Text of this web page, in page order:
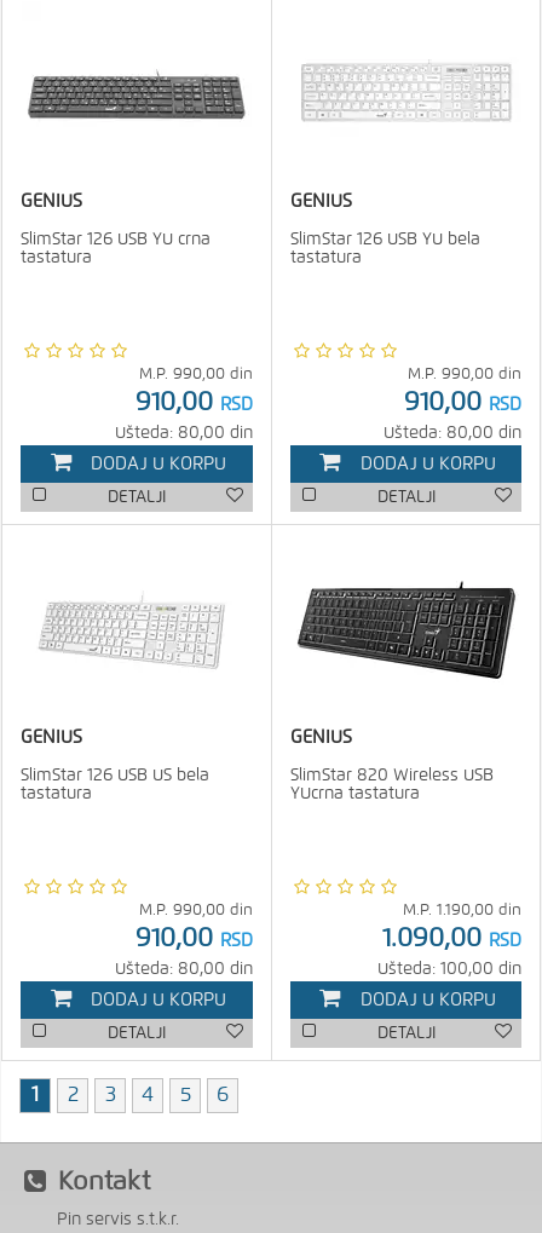
GENIUS
SlimStar 126 USB YU crna
tastatura
M.P. 990,00 din
910,00 RSD
Ušteda: 80,00 din
DODAJ U KORPU
DETALJI
GENIUS
SlimStar 126 USB YU bela
tastatura
M.P. 990,00 din
910,00 RSD
Ušteda: 80,00 din
DODAJ U KORPU
DETALJI
GENIUS
SlimStar 126 USB US bela
tastatura
M.P. 990,00 din
910,00 RSD
Ušteda: 80,00 din
DODAJ U KORPU
DETALJI
GENIUS
SlimStar 820 Wireless USB
YUcrna tastatura
M.P. 1.190,00 din
1.090,00 RSD
Ušteda: 100,00 din
DODAJ U KORPU
DETALJI
1 2 3 4 5 6
Kontakt
Pin servis s.t.k.r.